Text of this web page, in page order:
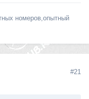
номеров,опытный
#21